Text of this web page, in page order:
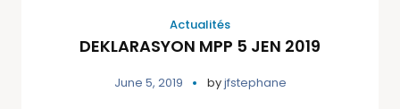
Actualités
DEKLARASYON MPP 5 JEN 2019
June 5, 2019 byjfstephane